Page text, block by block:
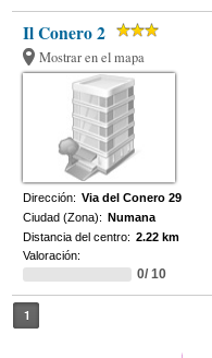
Il Conero 2
Mostrar en el mapa
Dirección: Via del Conero 29
Ciudad (Zona): Numana
Distancia del centro: 2.22 km
Valoración:
0/ 10
1